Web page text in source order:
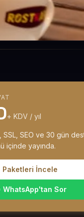
+ KDV / yıl
SSL, SEO ve 30 gün
içinde yayında.
Paketleri İncele
WhatsApp'tan Sor